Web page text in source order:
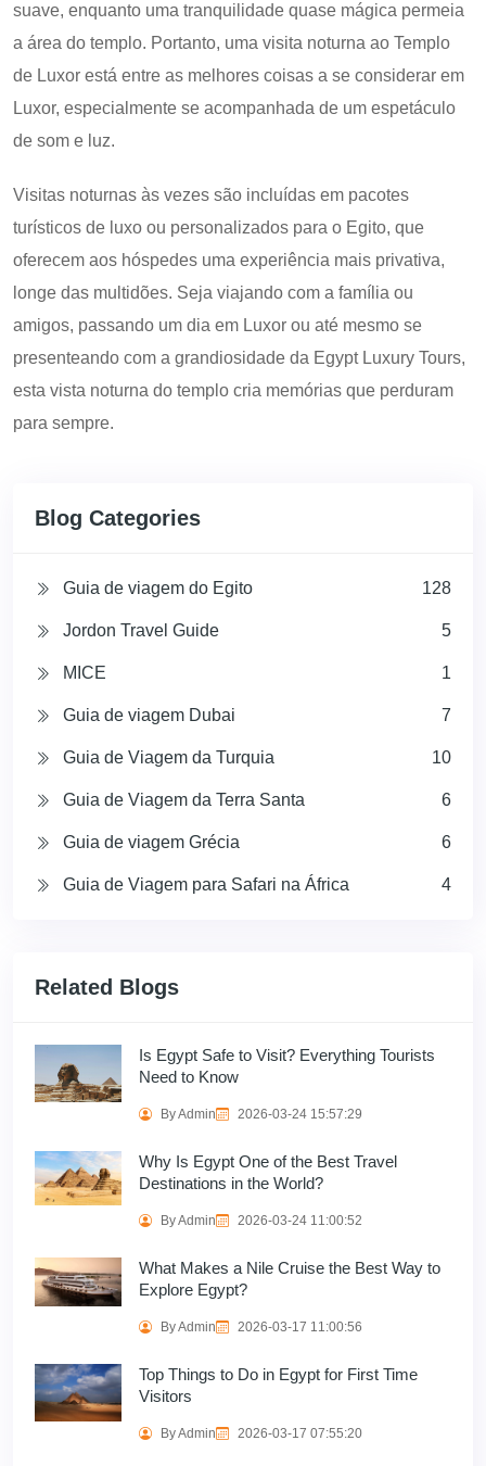
suave, enquanto uma tranquilidade quase mágica permeia
a área do templo. Portanto, uma visita noturna ao Templo
de Luxor está entre as melhores coisas a se considerar em
Luxor, especialmente se acompanhada de um espetáculo
de som e luz.
Visitas noturnas às vezes são incluídas em pacotes
turísticos de luxo ou personalizados para o Egito, que
oferecem aos hóspedes uma experiência mais privativa,
longe das multidões. Seja viajando com a família ou
amigos, passando um dia em Luxor ou até mesmo se
presenteando com a grandiosidade da Egypt Luxury Tours,
esta vista noturna do templo cria memórias que perduram
para sempre.
Blog Categories
Guia de viagem do Egito 128
Jordon Travel Guide 5
MICE 1
Guia de viagem Dubai 7
Guia de Viagem da Turquia 10
Guia de Viagem da Terra Santa 6
Guia de viagem Grécia 6
Guia de Viagem para Safari na África 4
Related Blogs
Is Egypt Safe to Visit? Everything Tourists
Need to Know
By Admin 2026-03-24 15:57:29
Why Is Egypt One of the Best Travel
Destinations in the World?
By Admin 2026-03-24 11:00:52
What Makes a Nile Cruise the Best Way to
Explore Egypt?
By Admin 2026-03-17 11:00:56
Top Things to Do in Egypt for First Time
Visitors
By Admin 2026-03-17 07:55:20